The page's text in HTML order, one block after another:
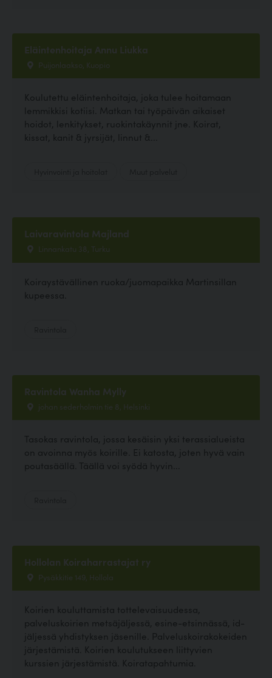
Eläintenhoitaja Annu Liukka
Puijonlaakso, Kuopio
Koulutettu eläintenhoitaja, joka tulee hoitamaan
lemmikkisi kotiisi. Matkan tai työpäivän aikaiset
hoidot, lenkitykset, ruokintakäynnit jne. Koirat,
kissat, kanit & jyrsijät, linnut &...
Laivaravintola Majland
Linnankatu 38, Turku
Koiraystävällinen ruoka/juomapaikka Martinsillan
kupeessa.
Ravintola Wanha Mylly
johan sederholmin tie 8, Helsinki
Tasokas ravintola, jossa kesäisin yksi terassialueista
on avoinna myös koirille. Ei katosta, joten hyvä vain
poutasäällä. Täällä voi syödä hyvin...
Hollolan Koiraharrastajat ry
Pysäkkitie 149, Hollola
Koirien kouluttamista tottelevaisuudessa,
palveluskoirien metsäjäljessä, esine-etsinnässä, id-
jäljessä yhdistyksen jäsenille. Palveluskoirakokeiden
järjestämistä. Koirien koulutukseen liittyvien
kurssien järjestämistä. Koiratapahtumia.